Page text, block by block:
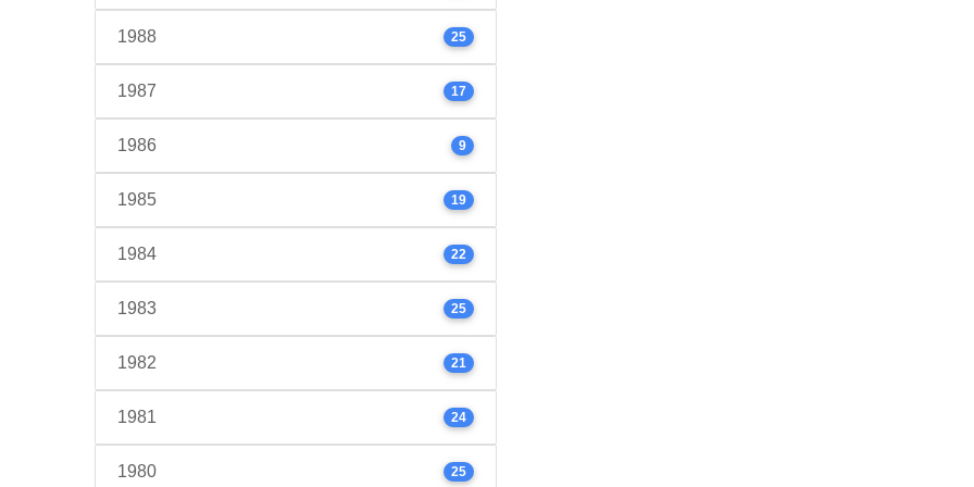
1988 25
1987 17
1986 9
1985 19
1984 22
1983 25
1982 21
1981 24
1980 25